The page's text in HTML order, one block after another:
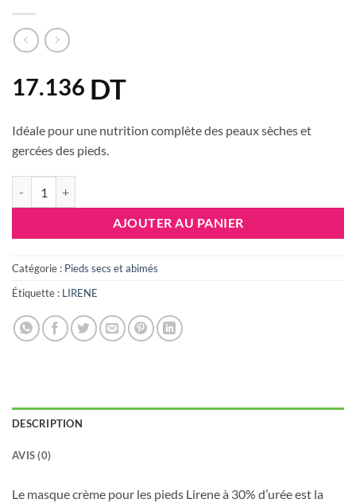
17.136 DT
Idéale pour une nutrition complète des peaux sèches et
gercées des pieds.
AJOUTER AU PANIER
Catégorie : Pieds secs et abimés
Étiquette : LIRENE
DESCRIPTION
AVIS (0)
Le masque crème pour les pieds Lirene à 30% d’urée est la